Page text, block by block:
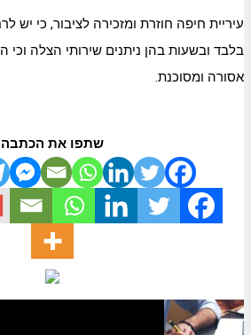
עיריית חיפה חוזרת ומזכירה לציבור, כי יש
בלבד ובשעות בהן ניתנים שירותי הצלה וכי
אסורה ומסוכנת.
שתפו את הכתבה